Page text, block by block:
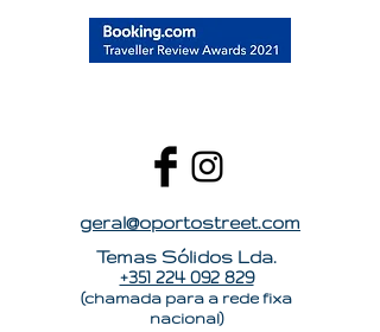
geral@oportostreet.com
Temas Sólidos Lda.
+351 224 092 829
(chamada para a rede fixa
nacional)